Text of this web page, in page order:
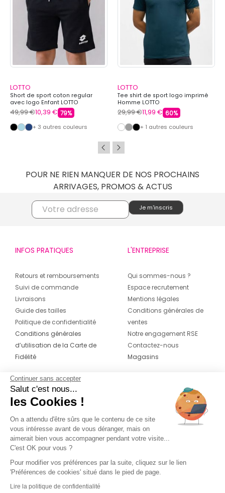
LOTTO
Short de sport coton regular
avec logo Enfant LOTTO
49,99 €10,39 € 79%
+ 3 autres couleurs
LOTTO
Tee shirt de sport logo imprimé
Homme LOTTO
29,99 €11,99 € 60%
+ 1 autres couleurs
POUR NE RIEN MANQUER DE NOS PROCHAINS
ARRIVAGES, PROMOS & ACTUS
INFOS PRATIQUES
Retours et remboursements
Suivi de commande
Livraisons
Guide des tailles
Politique de confidentialité
Conditions générales
d’utilisation de la Carte de
Fidélité
L'ENTREPRISE
Qui sommes-nous ?
Espace recrutement
Mentions légales
Conditions générales de
ventes
Notre engagement RSE
Contactez-nous
Magasins
CONTACT
04 42 20 78 42
Du lundi au jeudi de 8h30 à 16h30 & le
vendredi de 8h30 à 15h30
Continuer sans accepter
Salut c'est nous...
les Cookies !
On a attendu d'être sûrs que le contenu de ce site
vous intéresse avant de vous déranger, mais on
aimerait bien vous accompagner pendant votre visite...
C'est OK pour vous ?
Pour modifier vos préférences par la suite, cliquez sur le lien
'Préférences de cookies' situé dans le pied de page.
Lire la politique de confidentialité